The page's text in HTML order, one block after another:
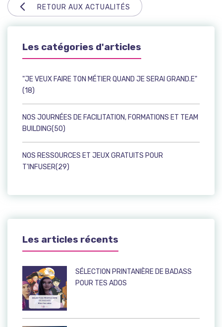
RETOUR AUX ACTUALITÉS
Les catégories d'articles
"JE VEUX FAIRE TON MÉTIER QUAND JE SERAI GRAND.E"
(18)
NOS JOURNÉES DE FACILITATION, FORMATIONS ET TEAM
BUILDING(50)
NOS RESSOURCES ET JEUX GRATUITS POUR
T'INFUSER(29)
Les articles récents
SÉLECTION PRINTANIÈRE DE BADASS
POUR TES ADOS